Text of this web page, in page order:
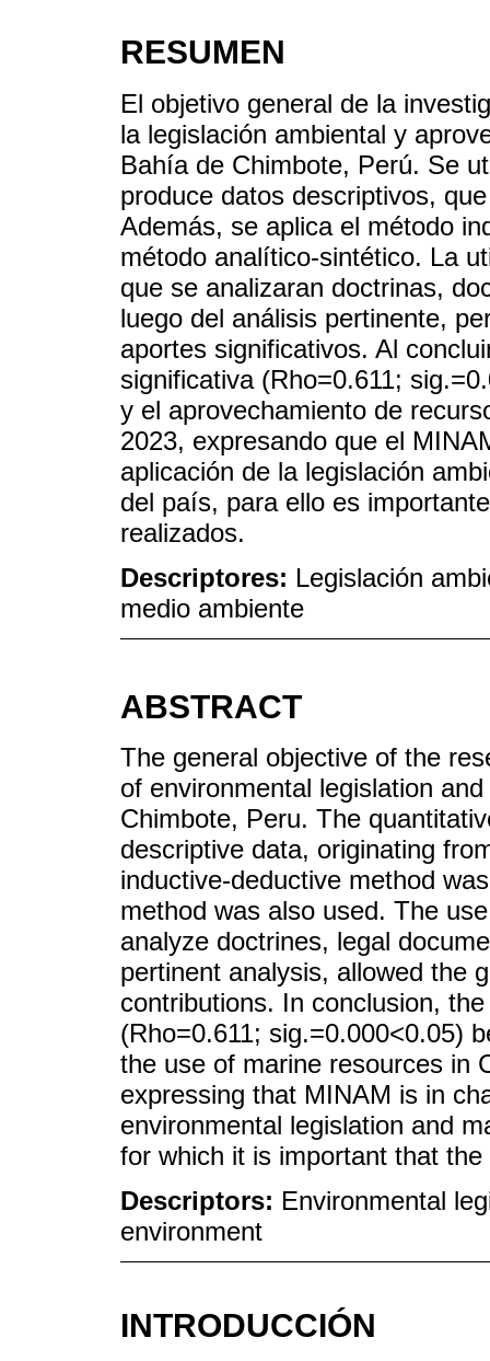
RESUMEN
El objetivo general de la
la legislación ambiental y
Bahía de Chimbote, Perú. Se
produce datos descriptivos,
Además, se aplica el método
método analítico-sintético. La
que se analizaran doctrinas,
luego del análisis pertinente,
aportes significativos. Al
significativa (Rho=0.611;
y el aprovechamiento de
2023, expresando que el
aplicación de la legislación
del país, para ello es
realizados.
Descriptores: Legislación
medio ambiente
ABSTRACT
The general objective of the
of environmental legislation
Chimbote, Peru. The
descriptive data, originating
inductive-deductive method
method was also used. The
analyze doctrines, legal
pertinent analysis, allowed the
contributions. In conclusion,
(Rho=0.611; sig.=0.000<0.05)
the use of marine resources in
expressing that MINAM is in
environmental legislation and
for which it is important that
Descriptors: Environmental
environment
INTRODUCCIÓN